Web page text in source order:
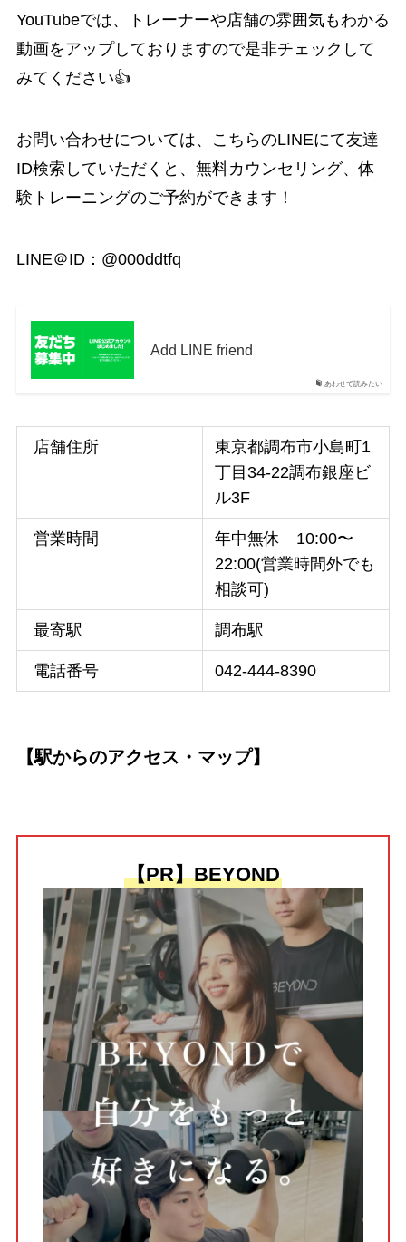
YouTubeでは、トレーナーや店舗の雰囲気もわかる
動画をアップしておりますので是非チェックして
みてください👍
お問い合わせについては、こちらのLINEにて友達
ID検索していただくと、無料カウンセリング、体
験トレーニングのご予約ができます！
LINE＠ID： @000ddtfq
あわせて読みたい
Add LINE friend
店舗住所
東京都調布市小島町1
丁目34-22調布銀座ビ
ル3F
営業時間
年中無休 10:00〜
22:00(営業時間外でも
相談可)
最寄駅 調布駅
電話番号 042-444-8390
【駅からのアクセス・マップ】
【PR】BEYOND